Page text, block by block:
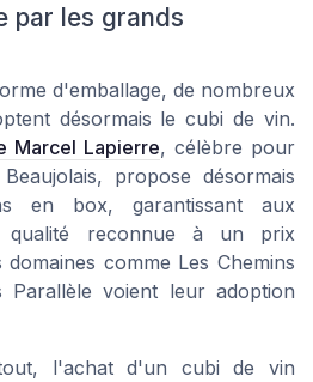
par les grands
d'emballage, de nombreux
désormais le cubi de vin.
Marcel Lapierre, célèbre pour
propose désormais
en box, garantissant aux
qualité reconnue à un prix
comme Les Chemins
Parallèle voient leur adoption
l'achat d'un cubi de vin